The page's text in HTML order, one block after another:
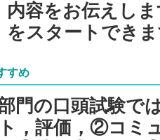
内容をお伝えし
をスタートでき
すめ
門の口頭試験で
，評価，②コミ